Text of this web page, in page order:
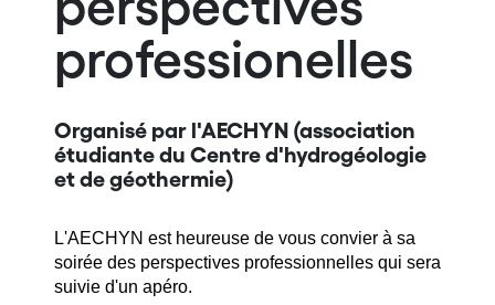
professionelles
Organisé par l'AECHYN (association
étudiante du Centre d'hydrogéologie
et de géothermie)
L'AECHYN est heureuse de vous convier à sa
soirée des perspectives professionnelles qui sera
suivie d'un apéro.